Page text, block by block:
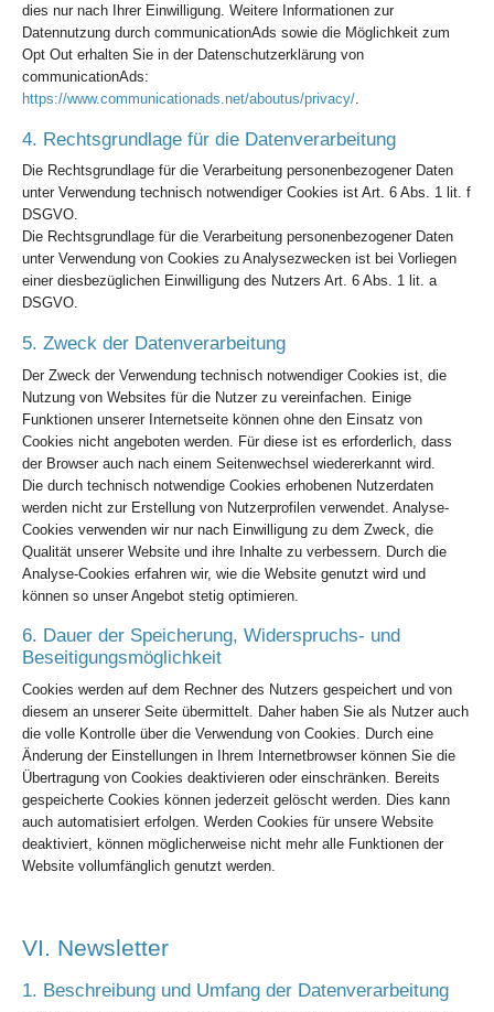
dies nur nach Ihrer Einwilligung. Weitere Informationen zur
Datennutzung durch communicationAds sowie die Möglichkeit zum
Opt Out erhalten Sie in der Datenschutzerklärung von
communicationAds:
https://www.communicationads.net/aboutus/privacy/
4. Rechtsgrundlage für die Datenverarbeitung
Die Rechtsgrundlage für die Verarbeitung personenbezogener Daten
unter Verwendung technisch notwendiger Cookies ist Art. 6 Abs. 1 lit. f
DSGVO.
Die Rechtsgrundlage für die Verarbeitung personenbezogener Daten
unter Verwendung von Cookies zu Analysezwecken ist bei Vorliegen
einer diesbezüglichen Einwilligung des Nutzers Art. 6 Abs. 1 lit. a
DSGVO.
5. Zweck der Datenverarbeitung
Der Zweck der Verwendung technisch notwendiger Cookies ist, die
Nutzung von Websites für die Nutzer zu vereinfachen. Einige
Funktionen unserer Internetseite können ohne den Einsatz von
Cookies nicht angeboten werden. Für diese ist es erforderlich, dass
der Browser auch nach einem Seitenwechsel wiedererkannt wird.
Die durch technisch notwendige Cookies erhobenen Nutzerdaten
werden nicht zur Erstellung von Nutzerprofilen verwendet. Analyse-
Cookies verwenden wir nur nach Einwilligung zu dem Zweck, die
Qualität unserer Website und ihre Inhalte zu verbessern. Durch die
Analyse-Cookies erfahren wir, wie die Website genutzt wird und
können so unser Angebot stetig optimieren.
6. Dauer der Speicherung, Widerspruchs- und
Beseitigungsmöglichkeit
Cookies werden auf dem Rechner des Nutzers gespeichert und von
diesem an unserer Seite übermittelt. Daher haben Sie als Nutzer auch
die volle Kontrolle über die Verwendung von Cookies. Durch eine
Änderung der Einstellungen in Ihrem Internetbrowser können Sie die
Übertragung von Cookies deaktivieren oder einschränken. Bereits
gespeicherte Cookies können jederzeit gelöscht werden. Dies kann
auch automatisiert erfolgen. Werden Cookies für unsere Website
deaktiviert, können möglicherweise nicht mehr alle Funktionen der
Website vollumfänglich genutzt werden.
VI. Newsletter
1. Beschreibung und Umfang der Datenverarbeitung